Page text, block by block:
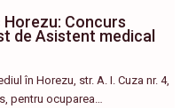
Concurs
de Asistent medical
în Horezu, str. A. I. Cuza nr. 4,
pentru ocuparea…